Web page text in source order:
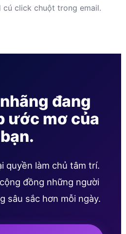
cú click chuột trong email.
đang
ước mơ của
bạn.
quyền làm chủ tâm trí.
đồng những người
sâu sắc hơn mỗi ngày.